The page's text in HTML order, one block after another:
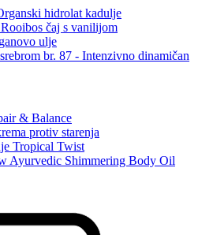
hidrolat kadulje
čaj s vanilijom
ulje
br. 87 - Intenzivno dinamičan
& Balance
protiv starenja
Tropical Twist
Ayurvedic Shimmering Body Oil